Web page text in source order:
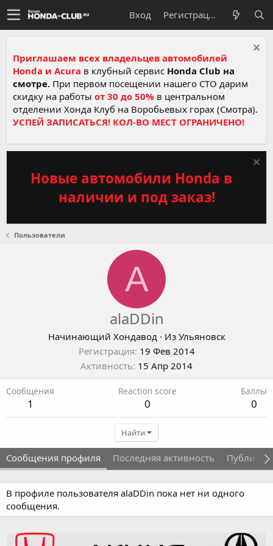
Вход Регистрация
Приглашаем всех владельцев автомобилей
Honda и Acura в клубный сервис Honda Club на
смотре. При первом посещении нашего СТО дарим
скидку на работы от 30 до 50% в центральном
отделении Хонда Клуб на Воробьевых горах (Смотра).
УСПЕЙ ЗАПИСАТЬСЯ! КОЛ-ВО МЕСТ ОГРАНИЧЕНО!
Новые автомобили Honda в
наличии и под заказ!
Пользователи
A
alaDDin
Начинающий Хондавод · Из Ульяновск
Регистрация 19 Фев 2014
Активность 15 Апр 2014
Сообщения
1
Reaction score
0
Баллы
0
Найти
Сообщения профиля Последняя активность
В профиле пользователя alaDDin пока нет ни одного
сообщения.